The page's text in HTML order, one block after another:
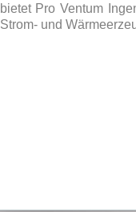
bietet Pro Ventum
Strom- und